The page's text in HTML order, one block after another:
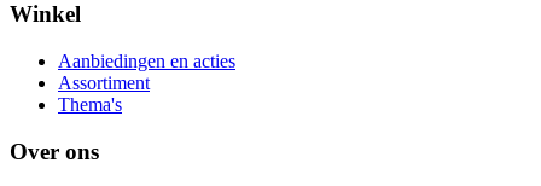
Winkel
Aanbiedingen en acties
Assortiment
Thema's
Over ons